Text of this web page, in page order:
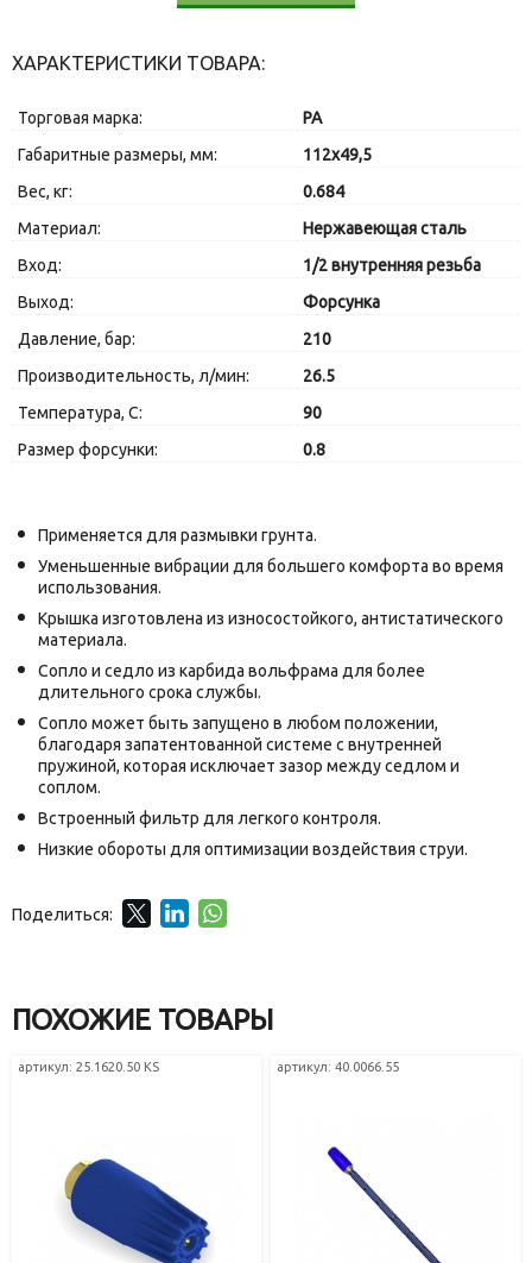
ХАРАКТЕРИСТИКИ ТОВАРА:
Торговая марка:
PA
Габаритные размеры, мм:
112x49,5
Вес, кг:
0.684
Материал:
Нержавеющая сталь
Вход:
1/2 внутренняя резьба
Выход:
Форсунка
Давление, бар:
210
Производительность, л/мин:
26.5
Температура, C:
90
Размер форсунки:
0.8
Применяется для размывки грунта.
Уменьшенные вибрации для большего комфорта во время
использования.
Крышка изготовлена из износостойкого, антистатического
материала.
Сопло и седло из карбида вольфрама для более
длительного срока службы.
Сопло может быть запущено в любом положении,
благодаря запатентованной системе с внутренней
пружиной, которая исключает зазор между седлом и
соплом.
Встроенный фильтр для легкого контроля.
Низкие обороты для оптимизации воздействия струи.
Поделиться:
ПОХОЖИЕ ТОВАРЫ
артикул: 25.1620.50 KS артикул: 40.0066.55